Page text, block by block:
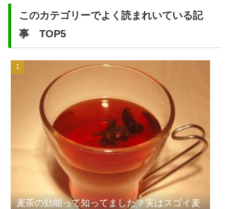
このカテゴリーでよく読まれいている記
事 TOP5
麦茶の効能って知ってました？実はスゴイ麦